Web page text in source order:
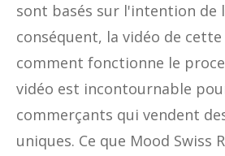
sont basés sur l'intention de
conséquent, la vidéo de
comment fonctionne le
vidéo est incontournable
commerçants qui vendent
uniques. Ce que Mood Swiss